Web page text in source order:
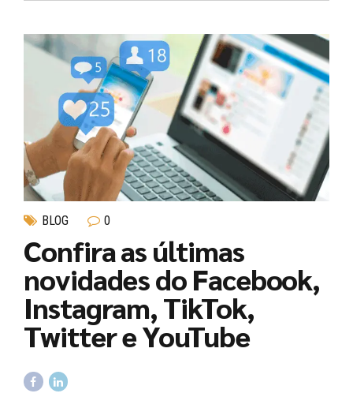
BLOG 0
Confira as últimas
novidades do Facebook,
Instagram, TikTok,
Twitter e YouTube